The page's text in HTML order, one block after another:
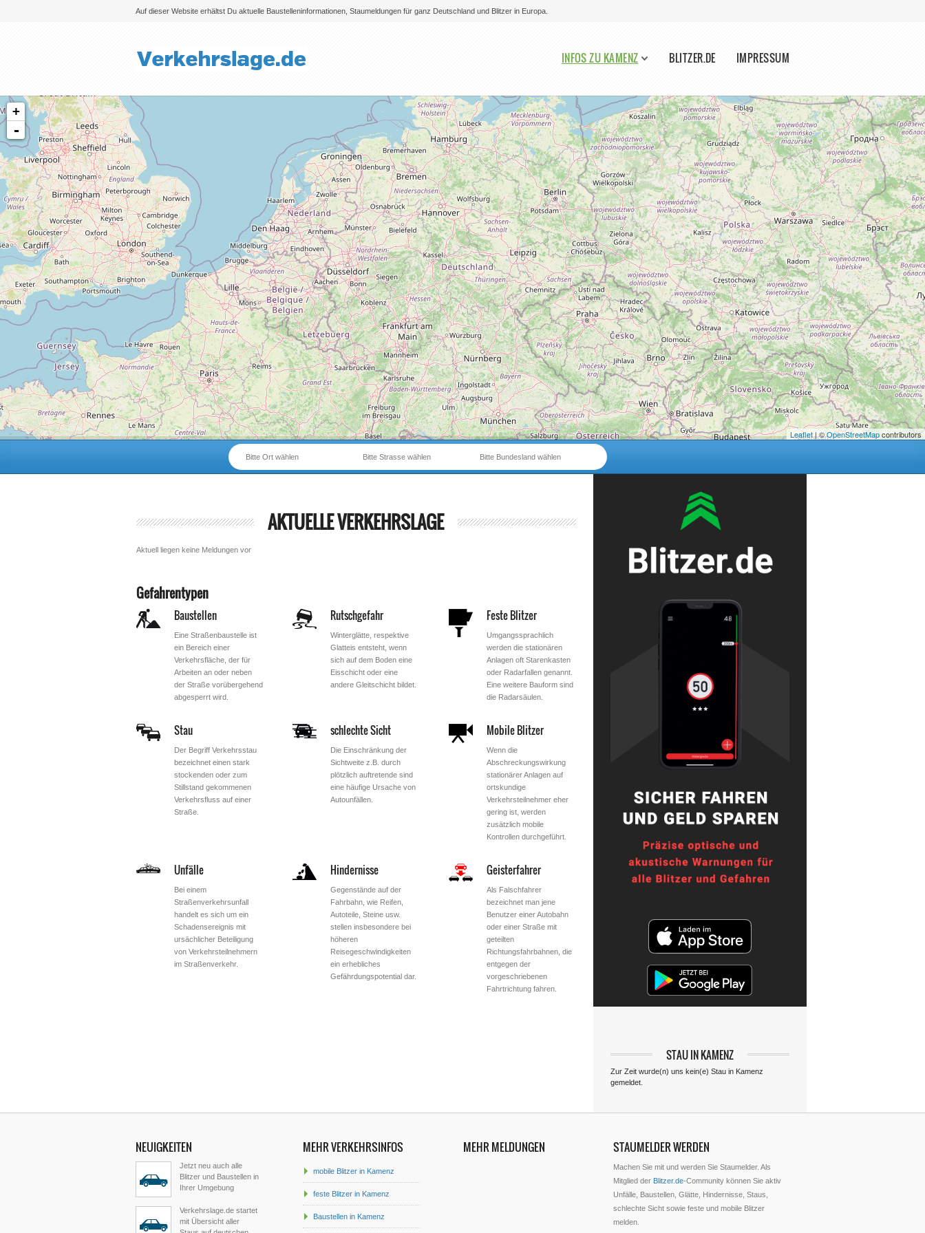
Auf dieser Website erhältst Du aktuelle Baustelleninformationen, Staumeldungen für ganz Deutschland und Blitzer in Europa.
Bitte auswählen
INFOS ZU KAMENZ BLITZER.DE IMPRESSUM
+
-
Leaflet| ©OpenStreetMapcontributors
Bitte Bundesland wählen
Bitte Strasse wählen
Bitte Ort wählen
AKTUELLE VERKEHRSLAGE
Aktuell liegen keine Meldungen vor
Gefahrentypen
Baustellen
Eine Straßenbaustelle ist
ein Bereich einer
Verkehrsfläche, der für
Arbeiten an oder neben
der Straße vorübergehend
abgesperrt wird.
Rutschgefahr
Winterglätte, respektive
Glatteis entsteht, wenn
sich auf dem Boden eine
Eisschicht oder eine
andere Gleitschicht bildet.
Feste Blitzer
Umgangssprachlich
werden die stationären
Anlagen oft Starenkasten
oder Radarfallen genannt.
Eine weitere Bauform sind
die Radarsäulen.
Stau
Der Begriff Verkehrsstau
bezeichnet einen stark
stockenden oder zum
Stillstand gekommenen
Verkehrsfluss auf einer
Straße.
schlechte Sicht
Die Einschränkung der
Sichtweite z.B. durch
plötzlich auftretende sind
eine häufige Ursache von
Autounfällen.
Mobile Blitzer
Wenn die
Abschreckungswirkung
stationärer Anlagen auf
ortskundige
Verkehrsteilnehmer eher
gering ist, werden
zusätzlich mobile
Kontrollen durchgeführt.
Unfälle
Bei einem
Straßenverkehrsunfall
handelt es sich um ein
Schadensereignis mit
ursächlicher Beteiligung
von Verkehrsteilnehmern
im Straßenverkehr.
Hindernisse
Gegenstände auf der
Fahrbahn, wie Reifen,
Autoteile, Steine usw.
stellen insbesondere bei
höheren
Reisegeschwindigkeiten
ein erhebliches
Gefährdungspotential dar.
Geisterfahrer
Als Falschfahrer
bezeichnet man jene
Benutzer einer Autobahn
oder einer Straße mit
geteilten
Richtungsfahrbahnen, die
entgegen der
vorgeschriebenen
Fahrtrichtung fahren.
STAU IN KAMENZ
Zur Zeit wurde(n) uns kein(e) Stau in Kamenz
gemeldet.
NEUIGKEITEN
Jetzt neu auch alle
Blitzer und Baustellen in
Ihrer Umgebung
Verkehrslage.de startet
mit Übersicht aller
MEHR VERKEHRSINFOS
mobile Blitzer in Kamenz
feste Blitzer in Kamenz
Baustellen in Kamenz
MEHR MELDUNGEN STAUMELDER WERDEN
Machen Sie mit und werden Sie Staumelder. Als
Mitglied der Blitzer.de-Community können Sie aktiv
Unfälle, Baustellen, Glätte, Hindernisse, Staus,
schlechte Sicht sowie feste und mobile Blitzer
melden.